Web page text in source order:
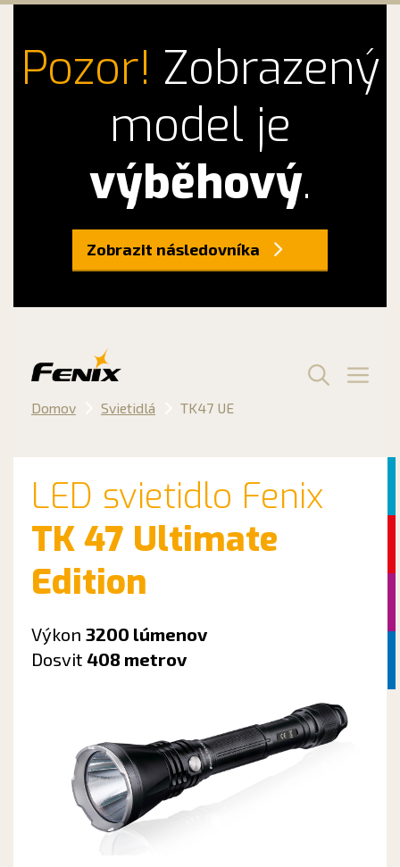
Pozor! Zobrazený
model je
výběhový.
Zobrazit následovníka
Menu
Domov Svietidlá TK47 UE
LED svietidlo Fenix
TK 47 Ultimate
Edition
Výkon 3200 lúmenov
Dosvit 408 metrov